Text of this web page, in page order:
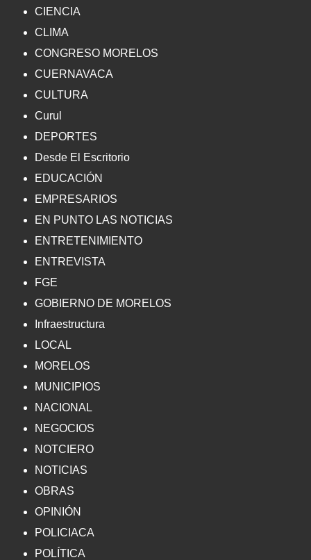
CIENCIA
CLIMA
CONGRESO MORELOS
CUERNAVACA
CULTURA
Curul
DEPORTES
Desde El Escritorio
EDUCACIÓN
EMPRESARIOS
EN PUNTO LAS NOTICIAS
ENTRETENIMIENTO
ENTREVISTA
FGE
GOBIERNO DE MORELOS
Infraestructura
LOCAL
MORELOS
MUNICIPIOS
NACIONAL
NEGOCIOS
NOTCIERO
NOTICIAS
OBRAS
OPINIÓN
POLICIACA
POLÍTICA